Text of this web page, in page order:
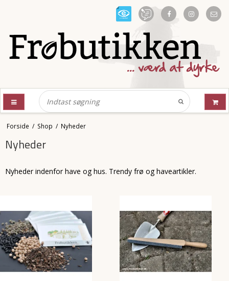
Forside / Shop / Nyheder
Nyheder
Nyheder indenfor have og hus. Trendy frø og haveartikler.